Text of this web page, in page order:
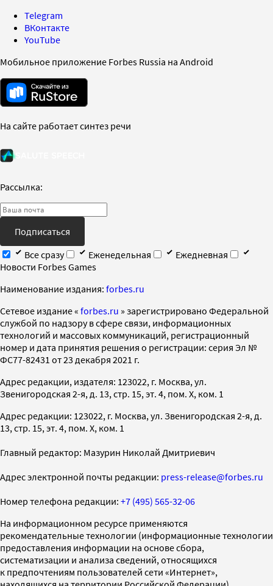
Telegram
ВКонтакте
YouTube
Мобильное приложение Forbes Russia на Android
На сайте работает синтез речи
Рассылка:
Подписаться
Все сразу
Еженедельная
Ежедневная
Новости Forbes Games
Наименование издания: forbes.ru
Cетевое издание « forbes.ru » зарегистрировано Федеральной
службой по надзору в сфере связи, информационных
технологий и массовых коммуникаций, регистрационный
номер и дата принятия решения о регистрации: серия Эл №
ФС77-82431 от 23 декабря 2021 г.
Адрес редакции, издателя: 123022, г. Москва, ул.
Звенигородская 2-я, д. 13, стр. 15, эт. 4, пом. X, ком. 1
Адрес редакции: 123022, г. Москва, ул. Звенигородская 2-я, д.
13, стр. 15, эт. 4, пом. X, ком. 1
Главный редактор: Мазурин Николай Дмитриевич
Адрес электронной почты редакции: press-release@forbes.ru
Номер телефона редакции: +7 (495) 565-32-06
На информационном ресурсе применяются
рекомендательные технологии (информационные технологии
предоставления информации на основе сбора,
систематизации и анализа сведений, относящихся
к предпочтениям пользователей сети «Интернет»,